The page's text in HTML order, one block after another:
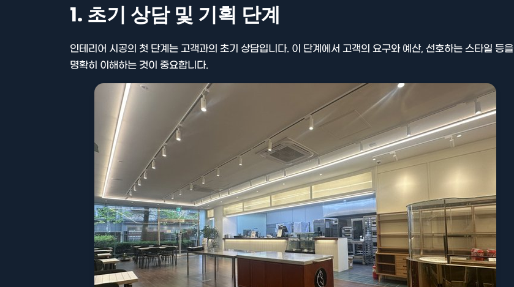
1. 초기 상담 및 기획 단계
인테리어 시공의 첫 단계는 고객과의 초기 상담입니다. 이 단계에서 고객의 요구와 예산, 선호하는 스타일 등을
명확히 이해하는 것이 중요합니다.